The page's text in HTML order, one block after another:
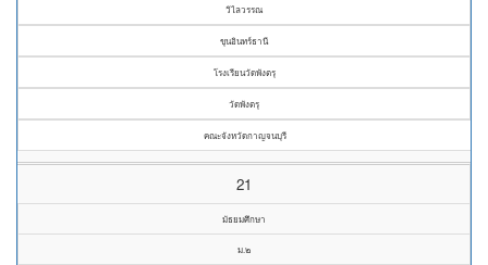
วิไลวรรณ
ขุนอินทร์ธานี
โรงเรียนวัดพังตรุ
วัดพังตรุ
คณะจังหวัดกาญจนบุรี
21
มัธยมศึกษา
ม.๒